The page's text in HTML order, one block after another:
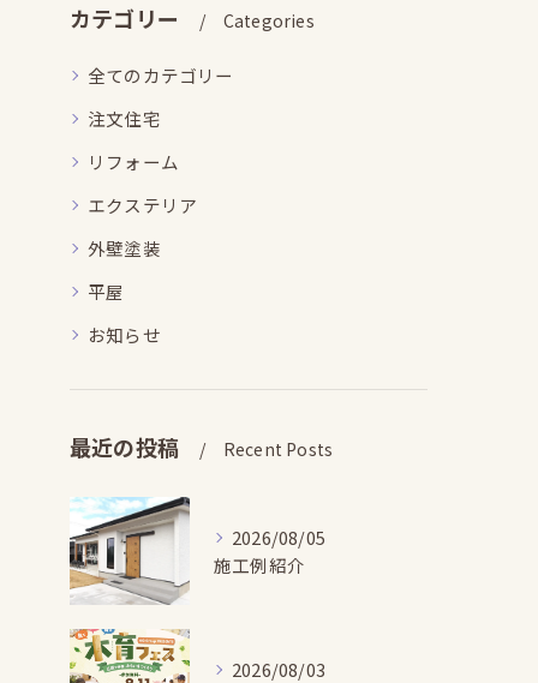
カテゴリー Categories
全てのカテゴリー
注文住宅
リフォーム
エクステリア
外壁塗装
平屋
お知らせ
最近の投稿 Recent Posts
2026/08/05
施工例紹介
2026/08/03